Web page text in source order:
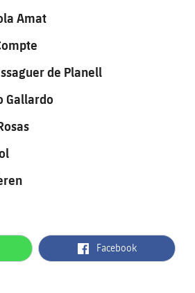
Amat
de Planell
Gallardo
label.aria.facebook
Facebook